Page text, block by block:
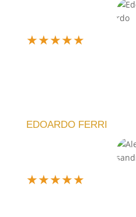
★★★★★
EDOARDO FERRI
★★★★★